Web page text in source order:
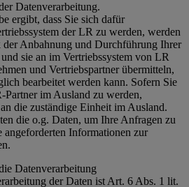
Datenverarbeitung.
ergibt, dass Sie sich dafür
der LR zu werden, werden
Anbahnung und Durchführung Ihrer
sie an im Vertriebssystem von LR
und Vertriebspartner übermitteln,
bearbeitet werden kann. Sofern Sie
Partner im Ausland zu werden,
die zuständige Einheit im Ausland.
die o.g. Daten, um Ihre Anfragen zu
angeforderten Informationen zur
Datenverarbeitung
der Daten ist Art. 6 Abs. 1 lit.